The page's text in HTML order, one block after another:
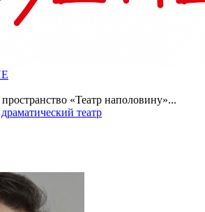
«Театр наполовину»...
театр